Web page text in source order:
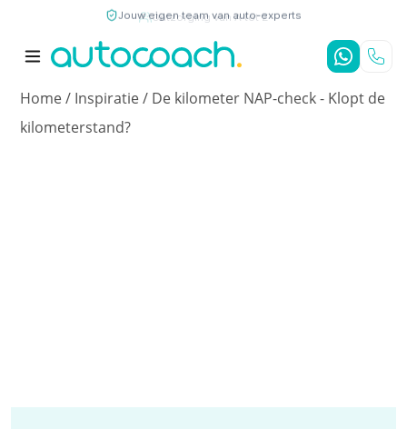
9,7/10 4,8/5
Jouw eigen team van auto-experts
Home/ Inspiratie/ De kilometer NAP-check - Klopt de
kilometerstand?